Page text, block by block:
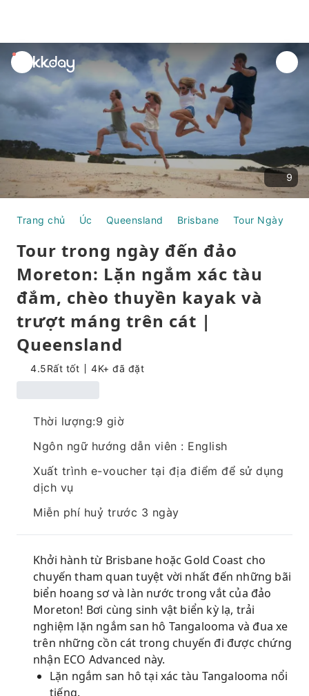
unread
notifications
9
Trang chủ Úc Queensland Brisbane Tour Ngày
Tour trong ngày đến đảo
Moreton: Lặn ngắm xác tàu
đắm, chèo thuyền kayak và
trượt máng trên cát |
Queensland
4.5Rất tốt 4K+ đã đặt
Thời lượng:9 giờ
Ngôn ngữ hướng dẫn viên : English
Xuất trình e-voucher tại địa điểm để sử dụng
dịch vụ
Miễn phí huỷ trước 3 ngày
Khởi hành từ Brisbane hoặc Gold Coast cho
chuyến tham quan tuyệt vời nhất đến những bãi
biển hoang sơ và làn nước trong vắt của đảo
Moreton! Bơi cùng sinh vật biển kỳ lạ, trải
nghiệm lặn ngắm san hô Tangalooma và đua xe
trên những cồn cát trong chuyến đi được chứng
nhận ECO Advanced này.
Lặn ngắm san hô tại xác tàu Tangalooma nổi
tiếng.